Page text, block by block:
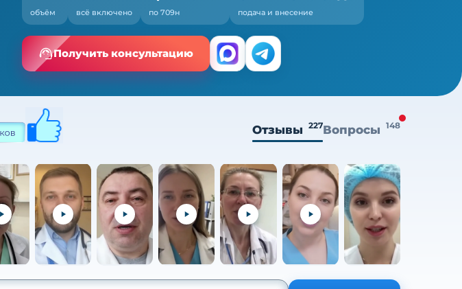
объём всё включено по 709н подача и внесение
Получить консультацию
Отзывы 227Вопросы 148